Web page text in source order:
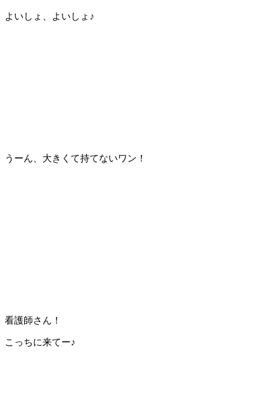
よいしょ、よいしょ♪
うーん、大きくて持てないワン！
看護師さん！
こっちに来てー♪